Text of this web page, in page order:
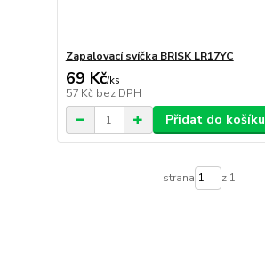
Zapalovací svíčka BRISK LR17YC
69 Kč/ks
57 Kč bez DPH
Přidat do košíku
strana z 1